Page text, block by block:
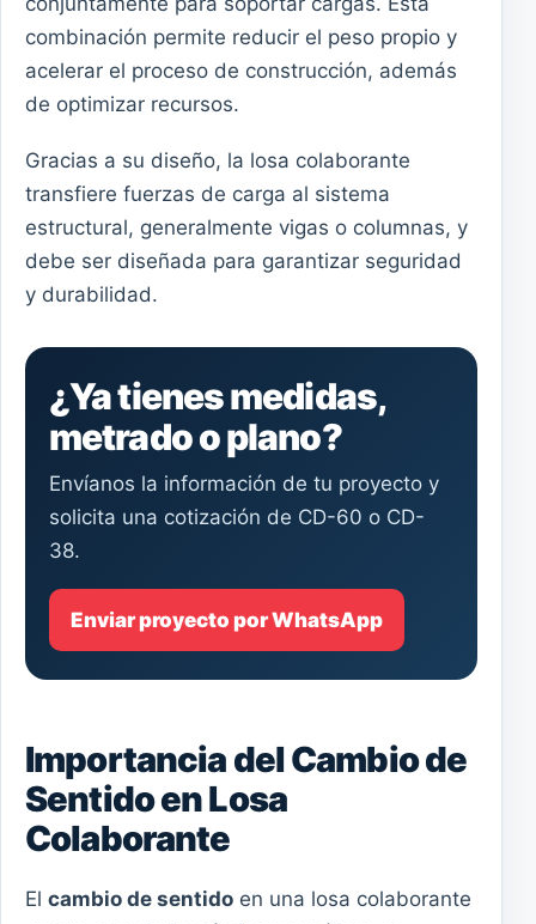
combinación permite reducir el peso propio y
acelerar el proceso de construcción, además
de optimizar recursos.
Gracias a su diseño, la losa colaborante
transfiere fuerzas de carga al sistema
estructural, generalmente vigas o columnas, y
debe ser diseñada para garantizar seguridad
y durabilidad.
¿Ya tienes medidas,
metrado o plano?
Envíanos la información de tu proyecto y
solicita una cotización de CD-60 o CD-
38.
Enviar proyecto por WhatsApp
Importancia del Cambio de
Sentido en Losa
Colaborante
El cambio de sentido en una losa colaborante